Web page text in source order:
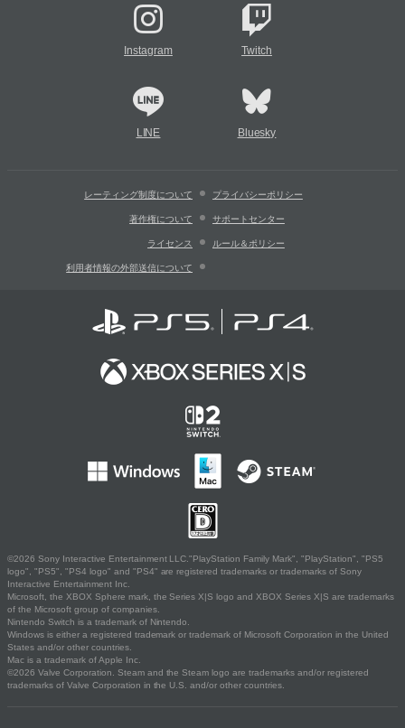
Instagram Twitch
LINE Bluesky
レーティング制度について プライバシーポリシー
著作権について サポートセンター
ライセンス ルール＆ポリシー
利用者情報の外部送信について
©2026 Sony Interactive Entertainment LLC."PlayStation Family Mark", "PlayStation", "PS5
logo", "PS5", "PS4 logo" and "PS4" are registered trademarks or trademarks of Sony
Interactive Entertainment Inc.
Microsoft, the XBOX Sphere mark, the Series X|S logo and XBOX Series X|S are trademarks
of the Microsoft group of companies.
Nintendo Switch is a trademark of Nintendo.
Windows is either a registered trademark or trademark of Microsoft Corporation in the United
States and/or other countries.
Mac is a trademark of Apple Inc.
©2026 Valve Corporation. Steam and the Steam logo are trademarks and/or registered
trademarks of Valve Corporation in the U.S. and/or other countries.